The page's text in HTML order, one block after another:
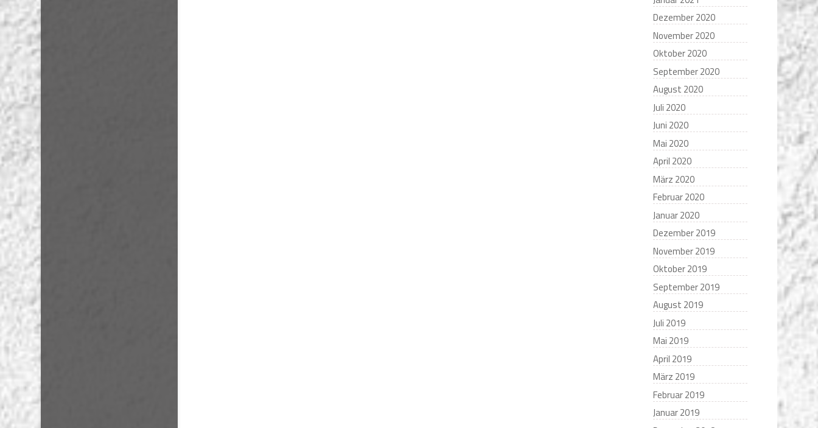
Dezember 2020
November 2020
Oktober 2020
September 2020
August 2020
Juli 2020
Juni 2020
Mai 2020
April 2020
März 2020
Februar 2020
Januar 2020
Dezember 2019
November 2019
Oktober 2019
September 2019
August 2019
Juli 2019
Mai 2019
April 2019
März 2019
Februar 2019
Januar 2019